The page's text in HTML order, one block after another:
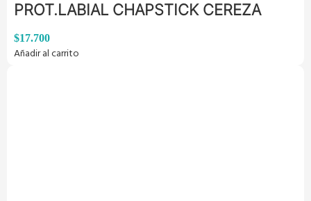
PROT.LABIAL CHAPSTICK CEREZA
$17.700
Añadir al carrito